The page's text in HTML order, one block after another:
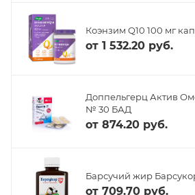
Коэнзим Q10 100 мг
от 1 532.20 руб.
Доппельгерц Актив
№ 30 БАД
от 874.20 руб.
Барсучий жир
от 709.70 руб.